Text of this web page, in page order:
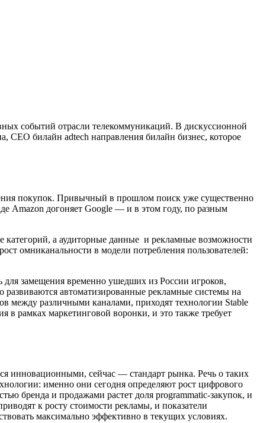
событий отрасли телекоммуникаций. В дискуссионной
CEO билайн adtech направления билайн бизнес, которое
покупок. П​​ривычный в прошлом поиск уже существенно
Amazon догоняет Google — и в этом году, по разным
категорий, а аудиторные данные и рекламные возможности
омниканальности в модели потребления пользователей:
замещения временно ушедших из России игроков,
развиваются автоматизированные рекламные системы на
между различными каналами, приходят технологии Stable
в рамках маркетинговой воронки, и это также требует
инновационными, сейчас — стандарт рынка. Речь о таких
именно они сегодня определяют рост цифрового
бренда и продажами растет доля programmatic-закупок, и
к росту стоимости рекламы, и показатели
максимально эффективно в текущих условиях.